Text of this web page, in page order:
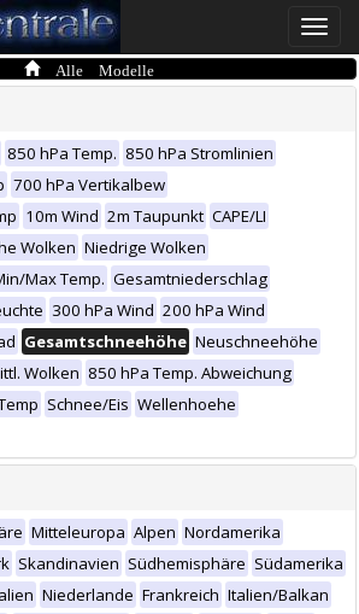
Toggle
Alle Modelle
850 hPa Temp. 850 hPa Stromlinien
700 hPa Vertikalbew
10m Wind 2m Taupunkt CAPE/LI
Wolken Niedrige Wolken
Max Temp. Gesamtniederschlag
300 hPa Wind 200 hPa Wind
Gesamtschneehöhe Neuschneehöhe
Wolken 850 hPa Temp. Abweichung
Schnee/Eis Wellenhoehe
Mitteleuropa Alpen Nordamerika
Skandinavien Südhemisphäre Südamerika
Niederlande Frankreich Italien/Balkan